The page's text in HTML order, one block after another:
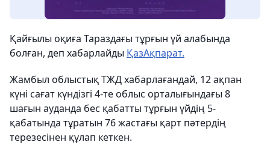
Қайғылы оқиға Тараздағы тұрғын үй алабында
болған, деп хабарлайды ҚазАқпарат.
Жамбыл облыстық ТЖД хабарлағандай, 12 ақпан
күні сағат күндізгі 4-те облыс орталығындағы 8
шағын ауданда бес қабатты тұрғын үйдің 5-
қабатында тұратын 76 жастағы қарт пәтердің
терезесінен құлап кеткен.